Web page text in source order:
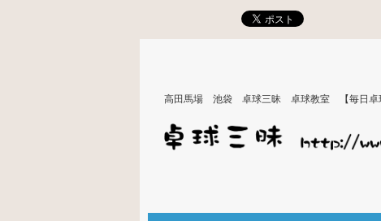
高田馬場 池袋 卓球三昧 卓球教室 【毎日卓球